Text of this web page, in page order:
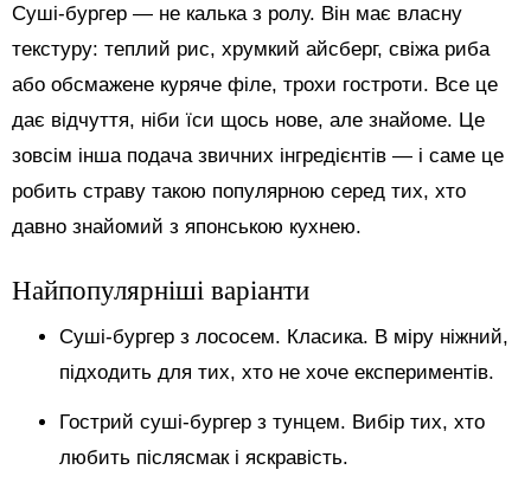
Суші-бургер — не калька з ролу. Він має власну
текстуру: теплий рис, хрумкий айсберг, свіжа риба
або обсмажене куряче філе, трохи гостроти. Все це
дає відчуття, ніби їси щось нове, але знайоме. Це
зовсім інша подача звичних інгредієнтів — і саме це
робить страву такою популярною серед тих, хто
давно знайомий з японською кухнею.
Найпопулярніші варіанти
Суші-бургер з лососем. Класика. В міру ніжний,
підходить для тих, хто не хоче експериментів.
Гострий суші-бургер з тунцем. Вибір тих, хто
любить післясмак і яскравість.